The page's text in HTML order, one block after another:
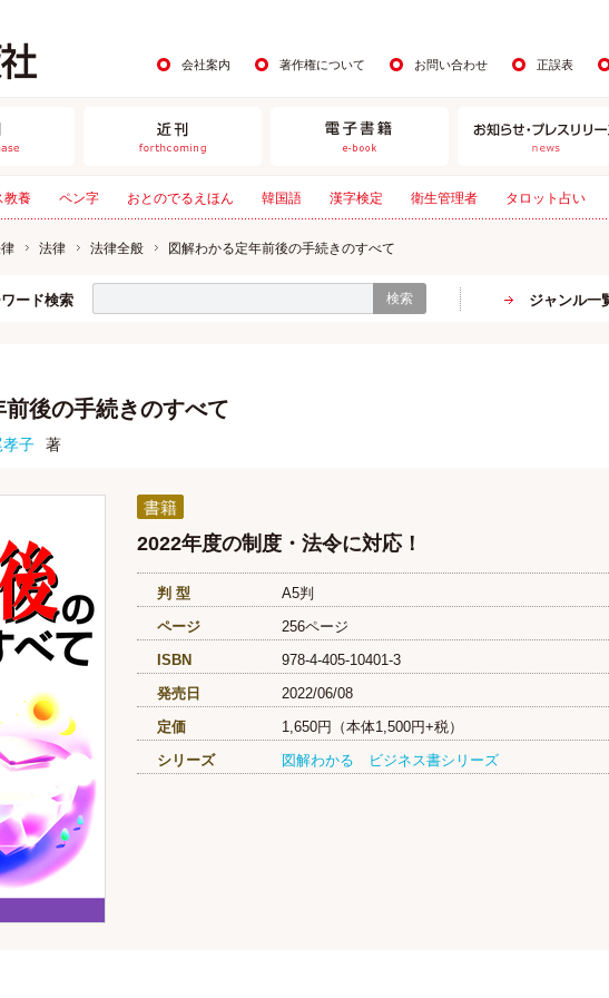
会社案内 著作権について お問い合わせ 正誤表
教養 ペン字 おとのでるえほん 韓国語 漢字検定 衛生管理者 タロット占い
法律 法律全般 図解わかる定年前後の手続きのすべて
ード検索 検索 ジャンル一
前後の手続きのすべて
孝子 著
書籍
2022年度の制度・法令に対応！
判 型
A5判
ページ
256ページ
ISBN
978-4-405-10401-3
発売日
2022/06/08
定価
1,650円（本体1,500円+税）
シリーズ
図解わかる ビジネス書シリーズ